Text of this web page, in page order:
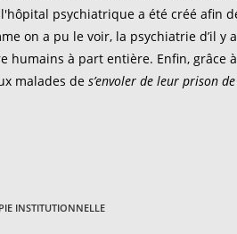
psychiatrique a été créé afin
on a pu le voir, la psychiatrie d’il y
humains à part entière. Enfin,
malades de s’envoler de leur prison
INSTITUTIONNELLE